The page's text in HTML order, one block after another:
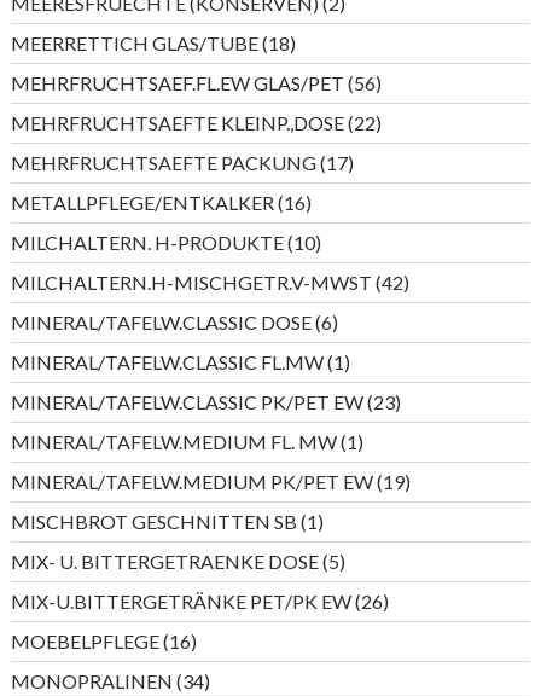
Produkte
MEERRETTICH GLAS/TUBE 1818
Produkte
MEHRFRUCHTSAEF.FL.EW GLAS/PET 5656
Produkte
MEHRFRUCHTSAEFTE KLEINP.,DOSE 2222
Produkte
MEHRFRUCHTSAEFTE PACKUNG 1717
Produkte
METALLPFLEGE/ENTKALKER 1616
Produkte
MILCHALTERN. H-PRODUKTE 1010
Produkte
MILCHALTERN.H-MISCHGETR.V-MWST 4242
Produkte
MINERAL/TAFELW.CLASSIC DOSE 66
Produkte
MINERAL/TAFELW.CLASSIC FL.MW 11
Produkt
MINERAL/TAFELW.CLASSIC PK/PET EW 2323
Produkte
MINERAL/TAFELW.MEDIUM FL. MW 11
Produkt
MINERAL/TAFELW.MEDIUM PK/PET EW 1919
Produkte
MISCHBROT GESCHNITTEN SB 11
Produkt
MIX- U. BITTERGETRAENKE DOSE 55
Produkte
MIX-U.BITTERGETRÄNKE PET/PK EW 2626
Produkte
MOEBELPFLEGE 1616
Produkte
MONOPRALINEN 3434